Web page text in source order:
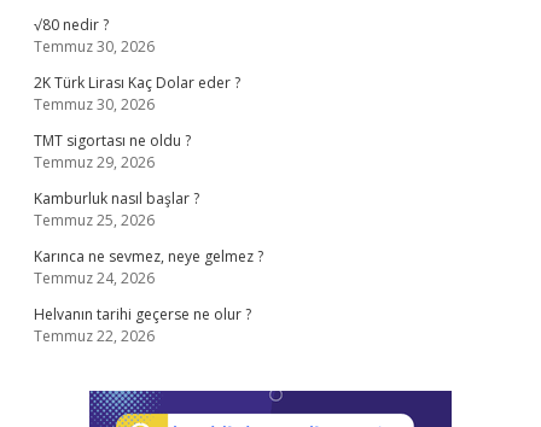
√80 nedir ?
Temmuz 30, 2026
2K Türk Lirası Kaç Dolar eder ?
Temmuz 30, 2026
TMT sigortası ne oldu ?
Temmuz 29, 2026
Kamburluk nasıl başlar ?
Temmuz 25, 2026
Karınca ne sevmez, neye gelmez ?
Temmuz 24, 2026
Helvanın tarihi geçerse ne olur ?
Temmuz 22, 2026